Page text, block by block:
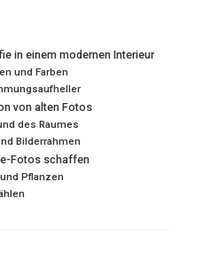
in einem modernen Interieur
und Farben
von alten Fotos
des Raumes
Bilderrahmen
Fotos schaffen
Pflanzen